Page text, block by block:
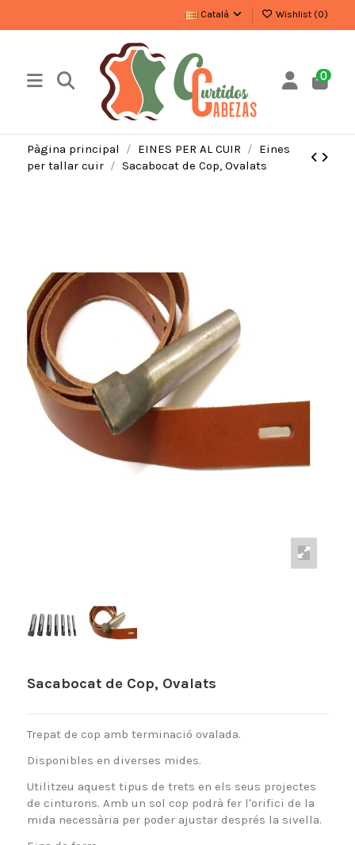
Català Wishlist (0)
0
Pàgina principal EINES PER AL CUIR
Eines
per tallar cuir
Sacabocat de Cop, Ovalats
Sacabocat de Cop, Ovalats
Trepat de cop amb terminació ovalada.
Disponibles en diverses mides.
Utilitzeu aquest tipus de trets en els seus projectes
de cinturons. Amb un sol cop podrà fer l'orifici de la
mida necessària per poder ajustar després la sivella.